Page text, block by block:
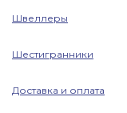
Швеллеры
Шестигранники
Доставка и оплата